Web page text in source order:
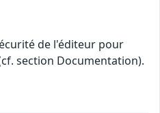
de l'éditeur pour
section Documentation).